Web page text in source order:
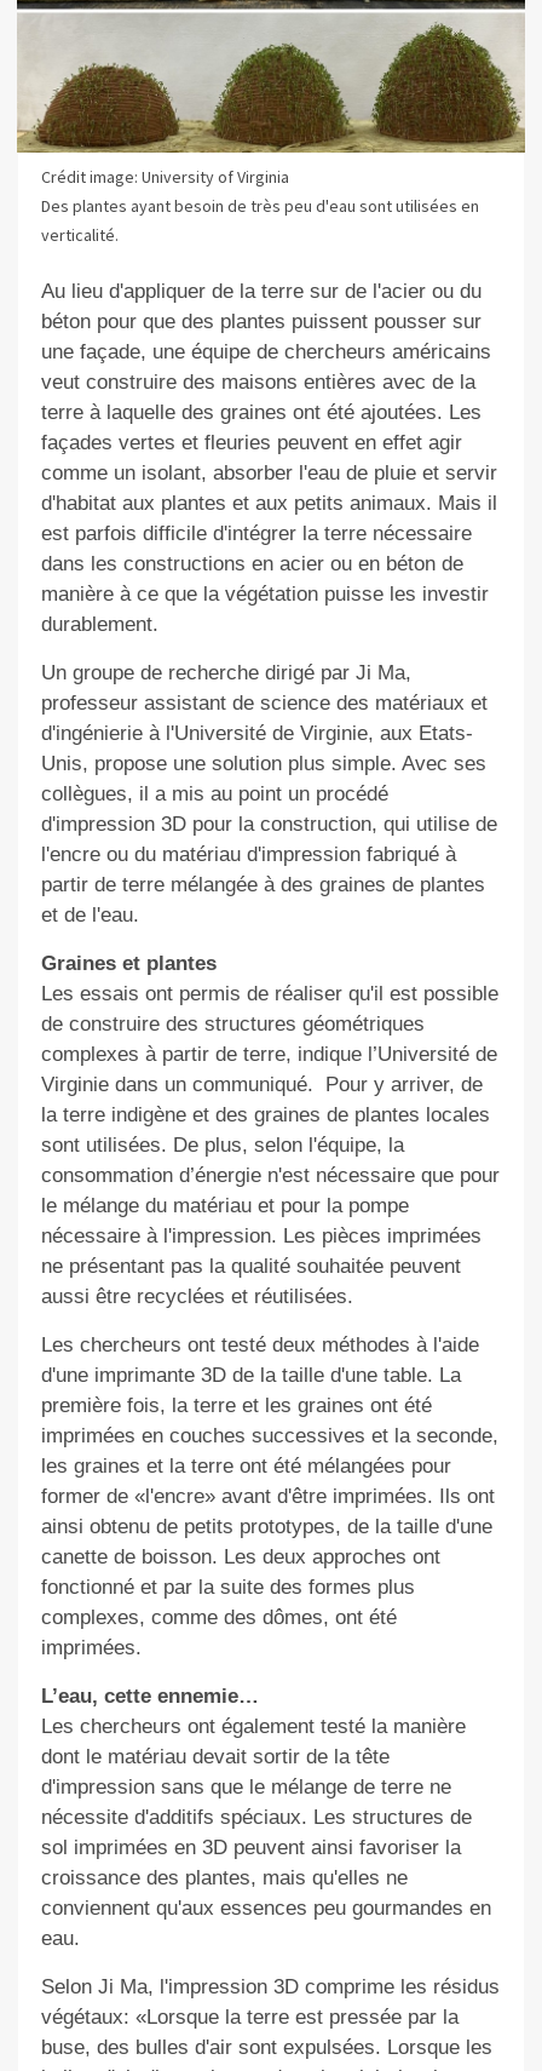
Crédit image: University of Virginia
Des plantes ayant besoin de très peu d'eau sont utilisées en
verticalité.
Au lieu d'appliquer de la terre sur de l'acier ou du
béton pour que des plantes puissent pousser sur
une façade, une équipe de chercheurs américains
veut construire des maisons entières avec de la
terre à laquelle des graines ont été ajoutées. Les
façades vertes et fleuries peuvent en effet agir
comme un isolant, absorber l'eau de pluie et servir
d'habitat aux plantes et aux petits animaux. Mais il
est parfois difficile d'intégrer la terre nécessaire
dans les constructions en acier ou en béton de
manière à ce que la végétation puisse les investir
durablement.
Un groupe de recherche dirigé par Ji Ma,
professeur assistant de science des matériaux et
d'ingénierie à l'Université de Virginie, aux Etats-
Unis, propose une solution plus simple. Avec ses
collègues, il a mis au point un procédé
d'impression 3D pour la construction, qui utilise de
l'encre ou du matériau d'impression fabriqué à
partir de terre mélangée à des graines de plantes
et de l'eau.
Graines et plantes
Les essais ont permis de réaliser qu'il est possible
de construire des structures géométriques
complexes à partir de terre, indique l’Université de
Virginie dans un communiqué. Pour y arriver, de
la terre indigène et des graines de plantes locales
sont utilisées. De plus, selon l'équipe, la
consommation d’énergie n'est nécessaire que pour
le mélange du matériau et pour la pompe
nécessaire à l'impression. Les pièces imprimées
ne présentant pas la qualité souhaitée peuvent
aussi être recyclées et réutilisées.
Les chercheurs ont testé deux méthodes à l'aide
d'une imprimante 3D de la taille d'une table. La
première fois, la terre et les graines ont été
imprimées en couches successives et la seconde,
les graines et la terre ont été mélangées pour
former de «l'encre» avant d'être imprimées. Ils ont
ainsi obtenu de petits prototypes, de la taille d'une
canette de boisson. Les deux approches ont
fonctionné et par la suite des formes plus
complexes, comme des dômes, ont été
imprimées.
L’eau, cette ennemie…
Les chercheurs ont également testé la manière
dont le matériau devait sortir de la tête
d'impression sans que le mélange de terre ne
nécessite d'additifs spéciaux. Les structures de
sol imprimées en 3D peuvent ainsi favoriser la
croissance des plantes, mais qu'elles ne
conviennent qu'aux essences peu gourmandes en
eau.
Selon Ji Ma, l'impression 3D comprime les résidus
végétaux: «Lorsque la terre est pressée par la
buse, des bulles d'air sont expulsées. Lorsque les